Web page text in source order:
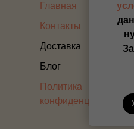
Главная
Контакты
Доставка
Блог
Политика